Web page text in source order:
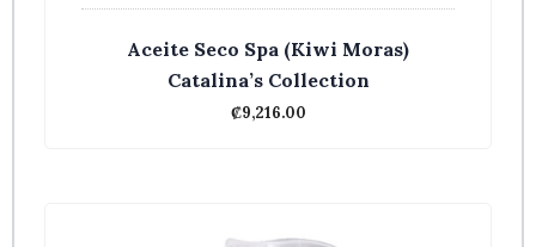
Aceite Seco Spa (Kiwi Moras)
Catalina’s Collection
₡9,216.00